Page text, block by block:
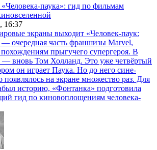
паука»: гид по фильмам
16:37
экраны выходит «Человек-паук:
очередная часть франшизы Marvel,
прыгучего супергероя. В
— вновь Том Холланд. Это уже четвёртый
он играет Паука. Но до него сине-
появлялось на экране множество раз. Для
историю, «Фонтанка» подготовила
гид по киновоплощениям человека-